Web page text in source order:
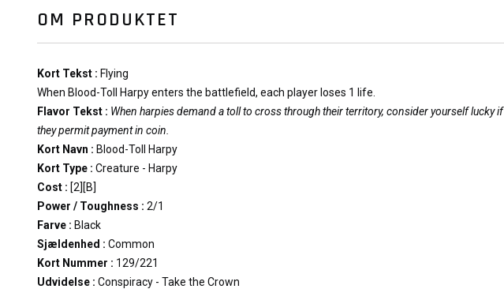
OM PRODUKTET
Kort Tekst : Flying
When Blood-Toll Harpy enters the battlefield, each player loses 1 life.
Flavor Tekst : When harpies demand a toll to cross through their territory, consider yourself lucky if
they permit payment in coin.
Kort Navn : Blood-Toll Harpy
Kort Type : Creature - Harpy
Cost : [2][B]
Power / Toughness : 2/1
Farve : Black
Sjældenhed : Common
Kort Nummer : 129/221
Udvidelse : Conspiracy - Take the Crown